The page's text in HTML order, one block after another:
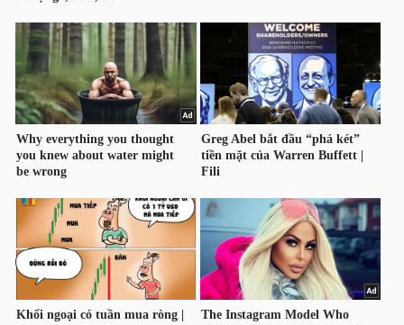
TÀI
CHÍNH
CÔNG
NGHỆ
THÔNG
TIN